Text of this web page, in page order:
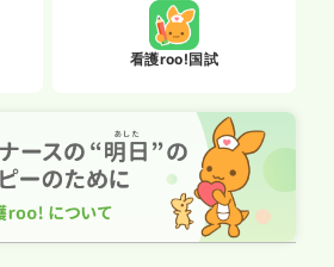
看護roo!国試